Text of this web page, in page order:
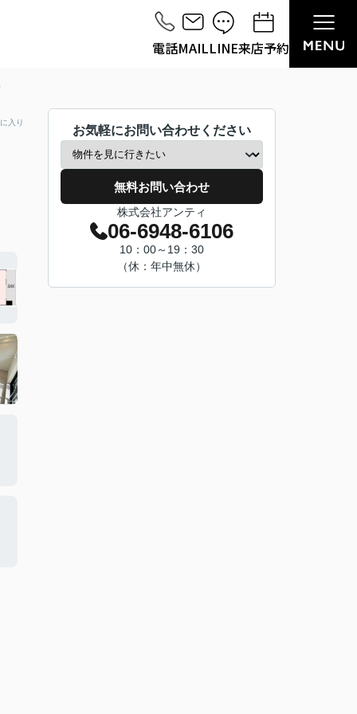
電話MAILLINE来店予約
入り
お気軽にお問い合わせください
無料お問い合わせ
株式会社アンティ
06-6948-6106
10：00～19：30
（休：年中無休）